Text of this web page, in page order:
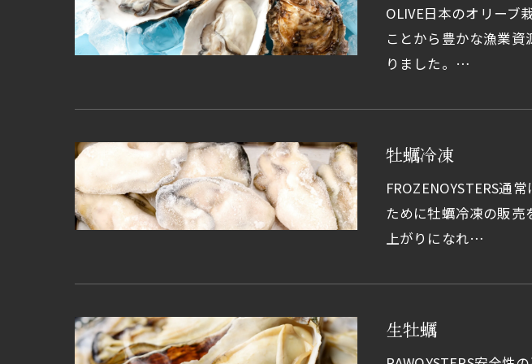
OLIVE日本のオリーブ
ことから豊かな漁業
りました。…
牡蠣冷凍
FROZENOYSTERS通
ために牡蠣冷凍の販売
上がりになれ…
生牡蠣